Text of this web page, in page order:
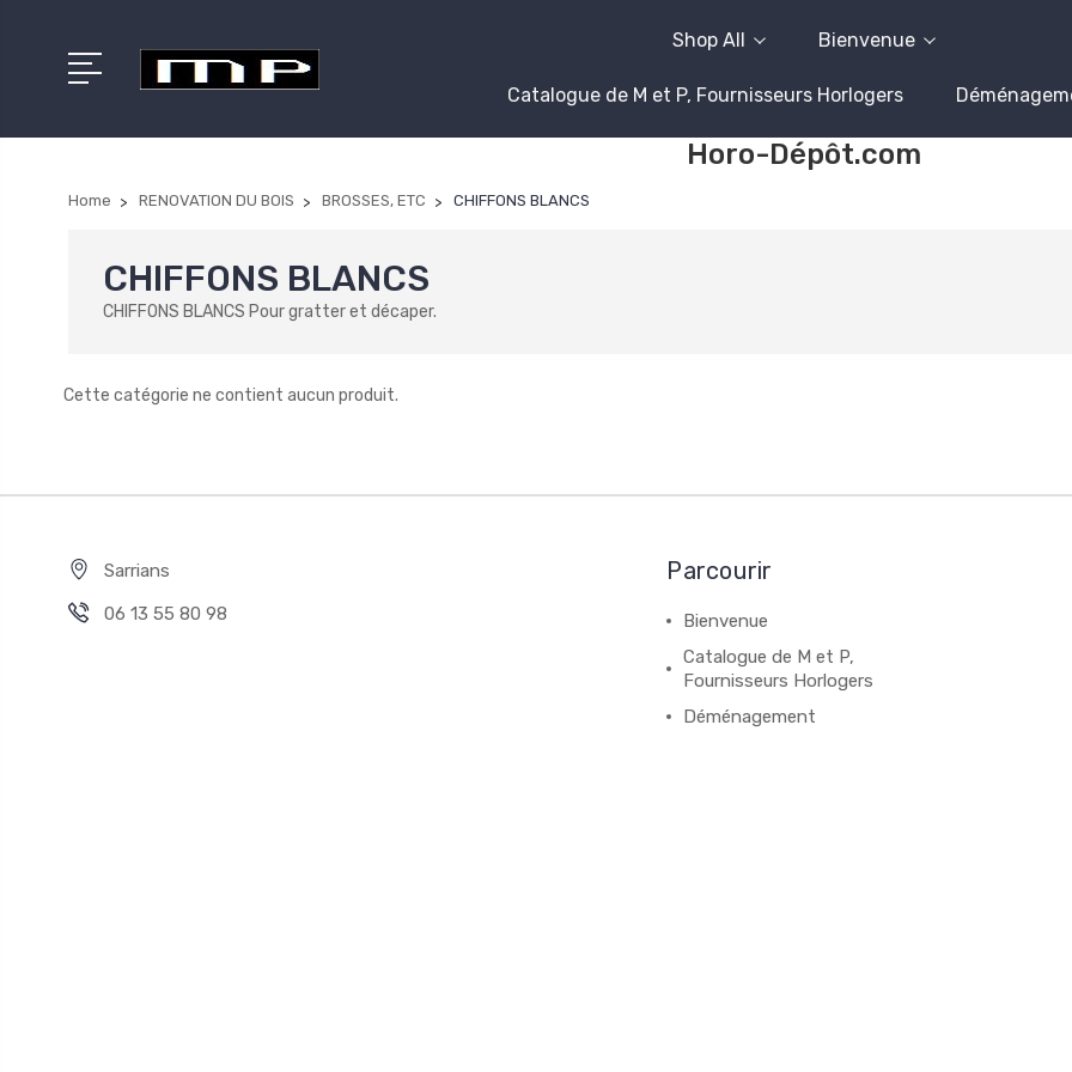
Shop All Bienvenue
Catalogue de M et P, Fournisseurs Horlogers
Horo-Dépôt.com
Home RENOVATION DU BOIS BROSSES, ETC CHIFFONS BLANCS
CHIFFONS BLANCS
CHIFFONS BLANCS Pour gratter et décaper.
Cette catégorie ne contient aucun produit.
Sarrians
06 13 55 80 98
Parcourir
Bienvenue
Catalogue de M et P,
Fournisseurs Horlogers
Déménagement